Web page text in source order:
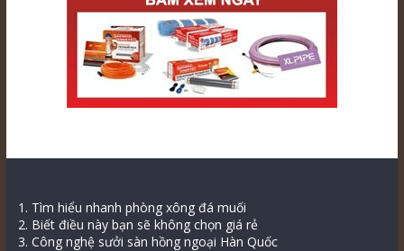
1. Tìm hiểu nhanh phòng xông đá muối
2. Biết điều này bạn sẽ không chọn giá rẻ
3. Công nghệ sưởi sàn hồng ngoại Hàn Quốc